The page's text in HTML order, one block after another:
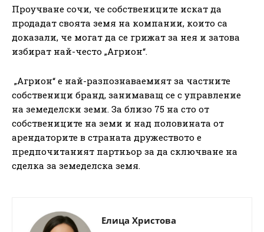
Проучване сочи, че собствениците искат да
продадат своята земя на компании, които са
доказали, че могат да се грижат за нея и затова
избират най-често „Агрион“.
„Агрион“ е най-разпознаваемият за частните
собственици бранд, занимаващ се с управление
на земеделски земи. За близо 75 на сто от
собствениците на земи и над половината от
арендаторите в страната дружеството е
предпочитаният партньор за да сключване на
сделка за земеделска земя.
Елица Христова